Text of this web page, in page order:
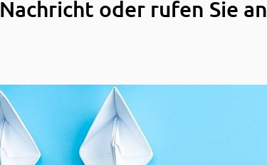
Nachricht oder rufen Sie an